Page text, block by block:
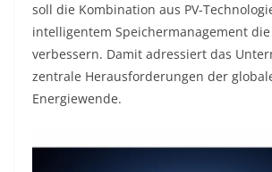
soll die Kombination aus PV-
intelligentem Speichermanagement
verbessern. Damit adressiert das
zentrale Herausforderungen der
Energiewende.